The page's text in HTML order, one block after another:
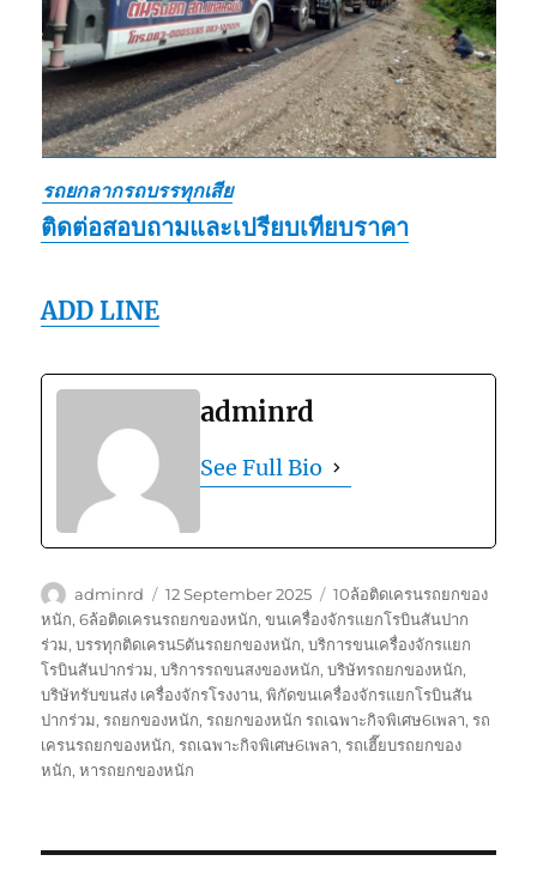
รถยกลากรถบรรทุกเสีย
ติดต่อสอบถามและเปรียบเทียบราคา
ADD LINE
adminrd
See Full Bio
Author
adminrd
Posted
on
12 September 2025 Tags
10ล้อติดเครนรถยกของ
หนัก,6ล้อติดเครนรถยกของหนัก,ขนเครื่องจักรแยกโรบินสันปาก
ร่วม,บรรทุกติดเครน5ตันรถยกของหนัก,บริการขนเครื่องจักรแยก
โรบินสันปากร่วม,บริการรถขนสงของหนัก,บริษัทรถยกของหนัก,
บริษัทรับขนส่ง เครื่องจักรโรงงาน,พิกัดขนเครื่องจักรแยกโรบินสัน
ปากร่วม,รถยกของหนัก,รถยกของหนัก รถเฉพาะกิจพิเศษ6เพลา,รถ
เครนรถยกของหนัก,รถเฉพาะกิจพิเศษ6เพลา,รถเฮี๊ยบรถยกของ
หนัก,หารถยกของหนัก